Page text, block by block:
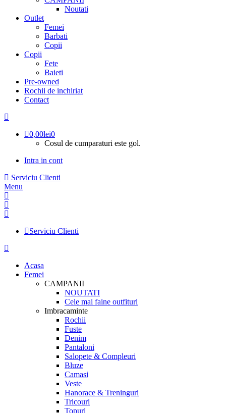
Noutati
Outlet
Femei
Barbati
Copii
Copii
Fete
Baieti
Pre-owned
Rochii de inchiriat
Contact
0,00lei0
Cosul de cumparaturi este gol.
Intra in cont
Serviciu Clienti
Menu
Serviciu Clienti
Acasa
Femei
CAMPANII
NOUTATI
Cele mai faine outfituri
Imbracaminte
Rochii
Fuste
Denim
Pantaloni
Salopete & Compleuri
Bluze
Camasi
Veste
Hanorace & Treninguri
Tricouri
Topuri